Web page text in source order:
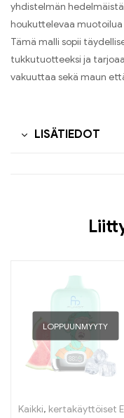
yhdistelmän
houkuttelevaa
Tämä malli sopii
tukkutuotteeksi ja
vakuuttaa sekä maun
LISÄTIEDOT
LOPPUUNMYYTY
Kaikki, kertakäyttöiset E-savut